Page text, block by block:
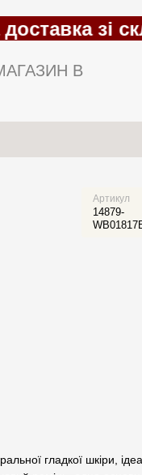
зі
В
Артикул
14879-
гладкої шкіри,